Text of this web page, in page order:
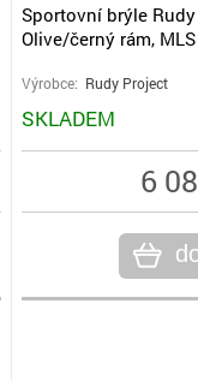
Sportovní brýle
Olive/černý rám,
Výrobce: Rudy Project
SKLADEM
6